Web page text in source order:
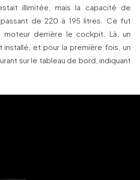
illimitée, mais la capacité de
de 220 à 195 litres. Ce fut
moteur derrière le cockpit. Là, un
et pour la première fois, un
sur le tableau de bord, indiquant